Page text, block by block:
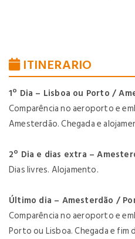
ITINERARIO
1º Dia – Lisboa ou Porto /
Comparência no aeroporto e
Amesterdão. Chegada e
2º Dia e dias extra –
Dias livres. Alojamento.
Último dia – Amesterdão /
Comparência no aeroporto e
Porto ou Lisboa. Chegada e fim